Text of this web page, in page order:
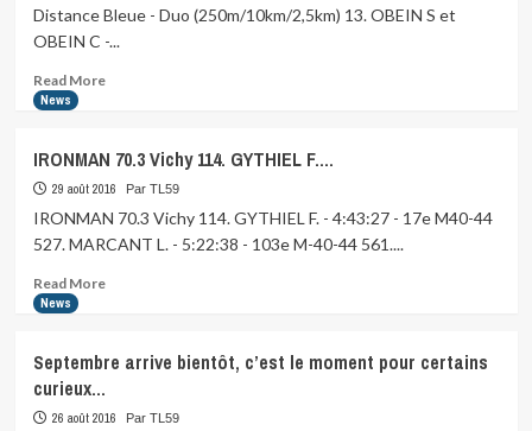
Gravelines,
le…
Distance Bleue - Duo (250m/10km/2,5km) 13. OBEIN S et
OBEIN C -...
Read MoreRead
TL59
:
La
…
News
IRONMAN 70.3 Vichy 114. GYTHIEL F.…
29 août 2016 Par TL59
IRONMAN 70.3 Vichy 114. GYTHIEL F. - 4:43:27 - 17e M40-44
527. MARCANT L. - 5:22:38 - 103e M-40-44 561....
Read MoreRead
70.3
Vichy
114.
News
Septembre arrive bientôt, c’est le moment pour certains
curieux…
26 août 2016 Par TL59